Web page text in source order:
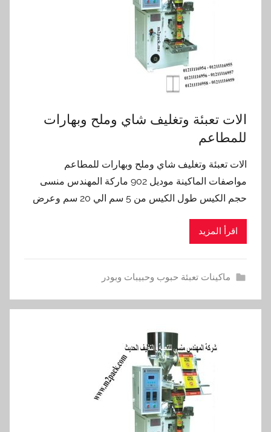
الات تعبئة وتغليف شاي وملح وبهارات
للمطاعم
الات تعبئة وتغليف شاي وملح وبهارات للمطاعم
مواصفات الماكينة موديل 902 ماركة المهندس منسى
حجم الكيس طول الكيس من 5 سم الي 20 سم وعرض
اقرأ المزيد
ماكينات تعبئة حبوب وحبيبات وبودر